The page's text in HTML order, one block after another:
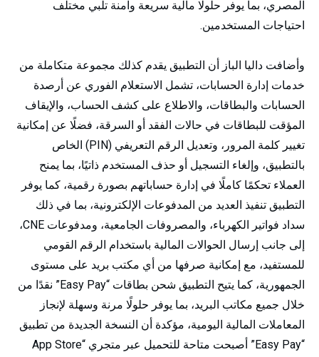
المصري، بما يوفر حلولًا مالية سريعة وآمنة تلبي مختلف
احتياجات المستخدمين.
وأضافت داليا الباز أن التطبيق يقدم كذلك مجموعة متكاملة من
خدمات إدارة الحسابات، تشمل الاستعلام الفوري عن أرصدة
الحسابات والبطاقات، والاطلاع على كشف الحساب، والإيقاف
المؤقت للبطاقات في حالات الفقد أو السرقة، فضلًا عن إمكانية
تغيير كلمة المرور، وتعديل الرقم التعريفي (PIN) الخاص
بالتطبيق، وإلغاء التسجيل أو حذف المستخدم ذاتيًا، بما يمنح
العملاء تحكمًا كاملًا في إدارة حساباتهم بصورة رقمية، كما يوفر
التطبيق تنفيذ العديد من المدفوعات الإلكترونية، بما في ذلك
سداد فواتير الكهرباء، والمصروفات الجامعية، ومدفوعات CNE،
إلى جانب إرسال الحوالات المالية باستخدام الرقم القومي
للمستفيد، مع إمكانية صرفها من أي مكتب بريد على مستوى
الجمهورية، كما يتيح التطبيق شحن بطاقات “Easy Pay” نقدًا من
خلال جميع مكاتب البريد، بما يوفر حلولًا مرنة وسهلة لإنجاز
المعاملات المالية اليومية، مؤكدة أن النسخة الجديدة من تطبيق
“Easy Pay” أصبحت متاحة للتحميل عبر متجري “App Store